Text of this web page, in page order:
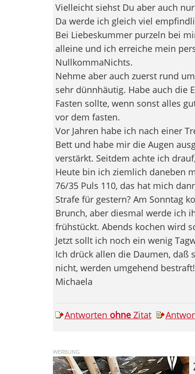
Vielleicht siehst Du aber auch
Da werde ich gleich viel
Bei Liebeskummer purzeln bei
alleine und ich erreiche mein
NullkommaNichts.
Nehme aber auch zuerst rund
sehr dünnhäutig. Habe auch die
Fasten sollte, wenn sonst alles
vor dem fasten.
Vor Jahren habe ich nach einer
Bett und habe mir die Augen
verstärkt. Seitdem achte ich
Heute bin ich ziemlich daneben
76/35 Puls 110, das hat mich
Strafe für gestern? Am Sonntag
Brunch, aber diesmal werde ich
frühstückt. Abends kochen wird
Jetzt sollt ich noch ein wenig
Ich drück allen die Daumen, daß
nicht, werden umgehend
Michaela
Antworten ohneZitat